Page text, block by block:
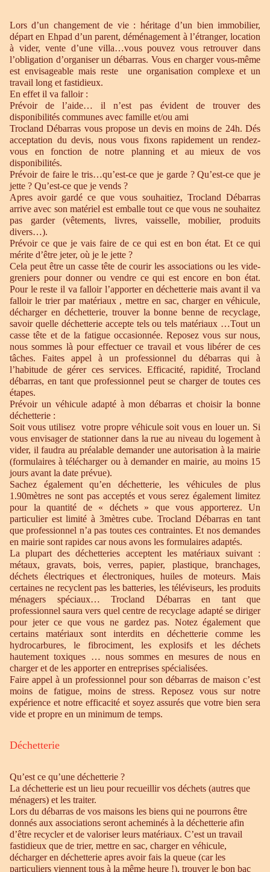
Lors d’un changement de vie : héritage d’un bien immobilier,
départ en Ehpad d’un parent, déménagement à l’étranger, location
à vider, vente d’une villa…vous pouvez vous retrouver dans
l’obligation d’organiser un débarras. Vous en charger vous-même
est envisageable mais reste une organisation complexe et un
travail long et fastidieux.
En effet il va falloir :
Prévoir de l’aide… il n’est pas évident de trouver des
disponibilités communes avec famille et/ou ami
Trocland Débarras vous propose un devis en moins de 24h. Dés
acceptation du devis, nous vous fixons rapidement un rendez-
vous en fonction de notre planning et au mieux de vos
disponibilités.
Prévoir de faire le tris…qu’est-ce que je garde ? Qu’est-ce que je
jette ? Qu’est-ce que je vends ?
Apres avoir gardé ce que vous souhaitiez, Trocland Débarras
arrive avec son matériel est emballe tout ce que vous ne souhaitez
pas garder (vêtements, livres, vaisselle, mobilier, produits
divers…).
Prévoir ce que je vais faire de ce qui est en bon état. Et ce qui
mérite d’être jeter, où je le jette ?
Cela peut être un casse tête de courir les associations ou les vide-
greniers pour donner ou vendre ce qui est encore en bon état.
Pour le reste il va falloir l’apporter en déchetterie mais avant il va
falloir le trier par matériaux , mettre en sac, charger en véhicule,
décharger en déchetterie, trouver la bonne benne de recyclage,
savoir quelle déchetterie accepte tels ou tels matériaux …Tout un
casse tête et de la fatigue occasionnée. Reposez vous sur nous,
nous sommes là pour effectuer ce travail et vous libérer de ces
tâches. Faites appel à un professionnel du débarras qui à
l’habitude de gérer ces services. Efficacité, rapidité, Trocland
débarras, en tant que professionnel peut se charger de toutes ces
étapes.
Prévoir un véhicule adapté à mon débarras et choisir la bonne
déchetterie :
Soit vous utilisez votre propre véhicule soit vous en louer un. Si
vous envisager de stationner dans la rue au niveau du logement à
vider, il faudra au préalable demander une autorisation à la mairie
(formulaires à télécharger ou à demander en mairie, au moins 15
jours avant la date prévue).
Sachez également qu’en déchetterie, les véhicules de plus
1.90mètres ne sont pas acceptés et vous serez également limitez
pour la quantité de « déchets » que vous apporterez. Un
particulier est limité à 3mètres cube. Trocland Débarras en tant
que professionnel n’a pas toutes ces contraintes. Et nos demandes
en mairie sont rapides car nous avons les formulaires adaptés.
La plupart des déchetteries acceptent les matériaux suivant :
métaux, gravats, bois, verres, papier, plastique, branchages,
déchets électriques et électroniques, huiles de moteurs. Mais
certaines ne recyclent pas les batteries, les téléviseurs, les produits
ménagers spéciaux… Trocland Débarras en tant que
professionnel saura vers quel centre de recyclage adapté se diriger
pour jeter ce que vous ne gardez pas. Notez également que
certains matériaux sont interdits en déchetterie comme les
hydrocarbures, le fibrociment, les explosifs et les déchets
hautement toxiques … nous sommes en mesures de nous en
charger et de les apporter en entreprises spécialisées.
Faire appel à un professionnel pour son débarras de maison c’est
moins de fatigue, moins de stress. Reposez vous sur notre
expérience et notre efficacité et soyez assurés que votre bien sera
vide et propre en un minimum de temps.
Déchetterie
Qu’est ce qu’une déchetterie ?
La déchetterie est un lieu pour recueillir vos déchets (autres que
ménagers) et les traiter.
Lors du débarras de vos maisons les biens qui ne pourrons être
donnés aux associations seront acheminés à la déchetterie afin
d’être recycler et de valoriser leurs matériaux. C’est un travail
fastidieux que de trier, mettre en sac, charger en véhicule,
décharger en déchetterie apres avoir fais la queue (car les
particuliers viennent tous à la même heure !), trouver le bon bac